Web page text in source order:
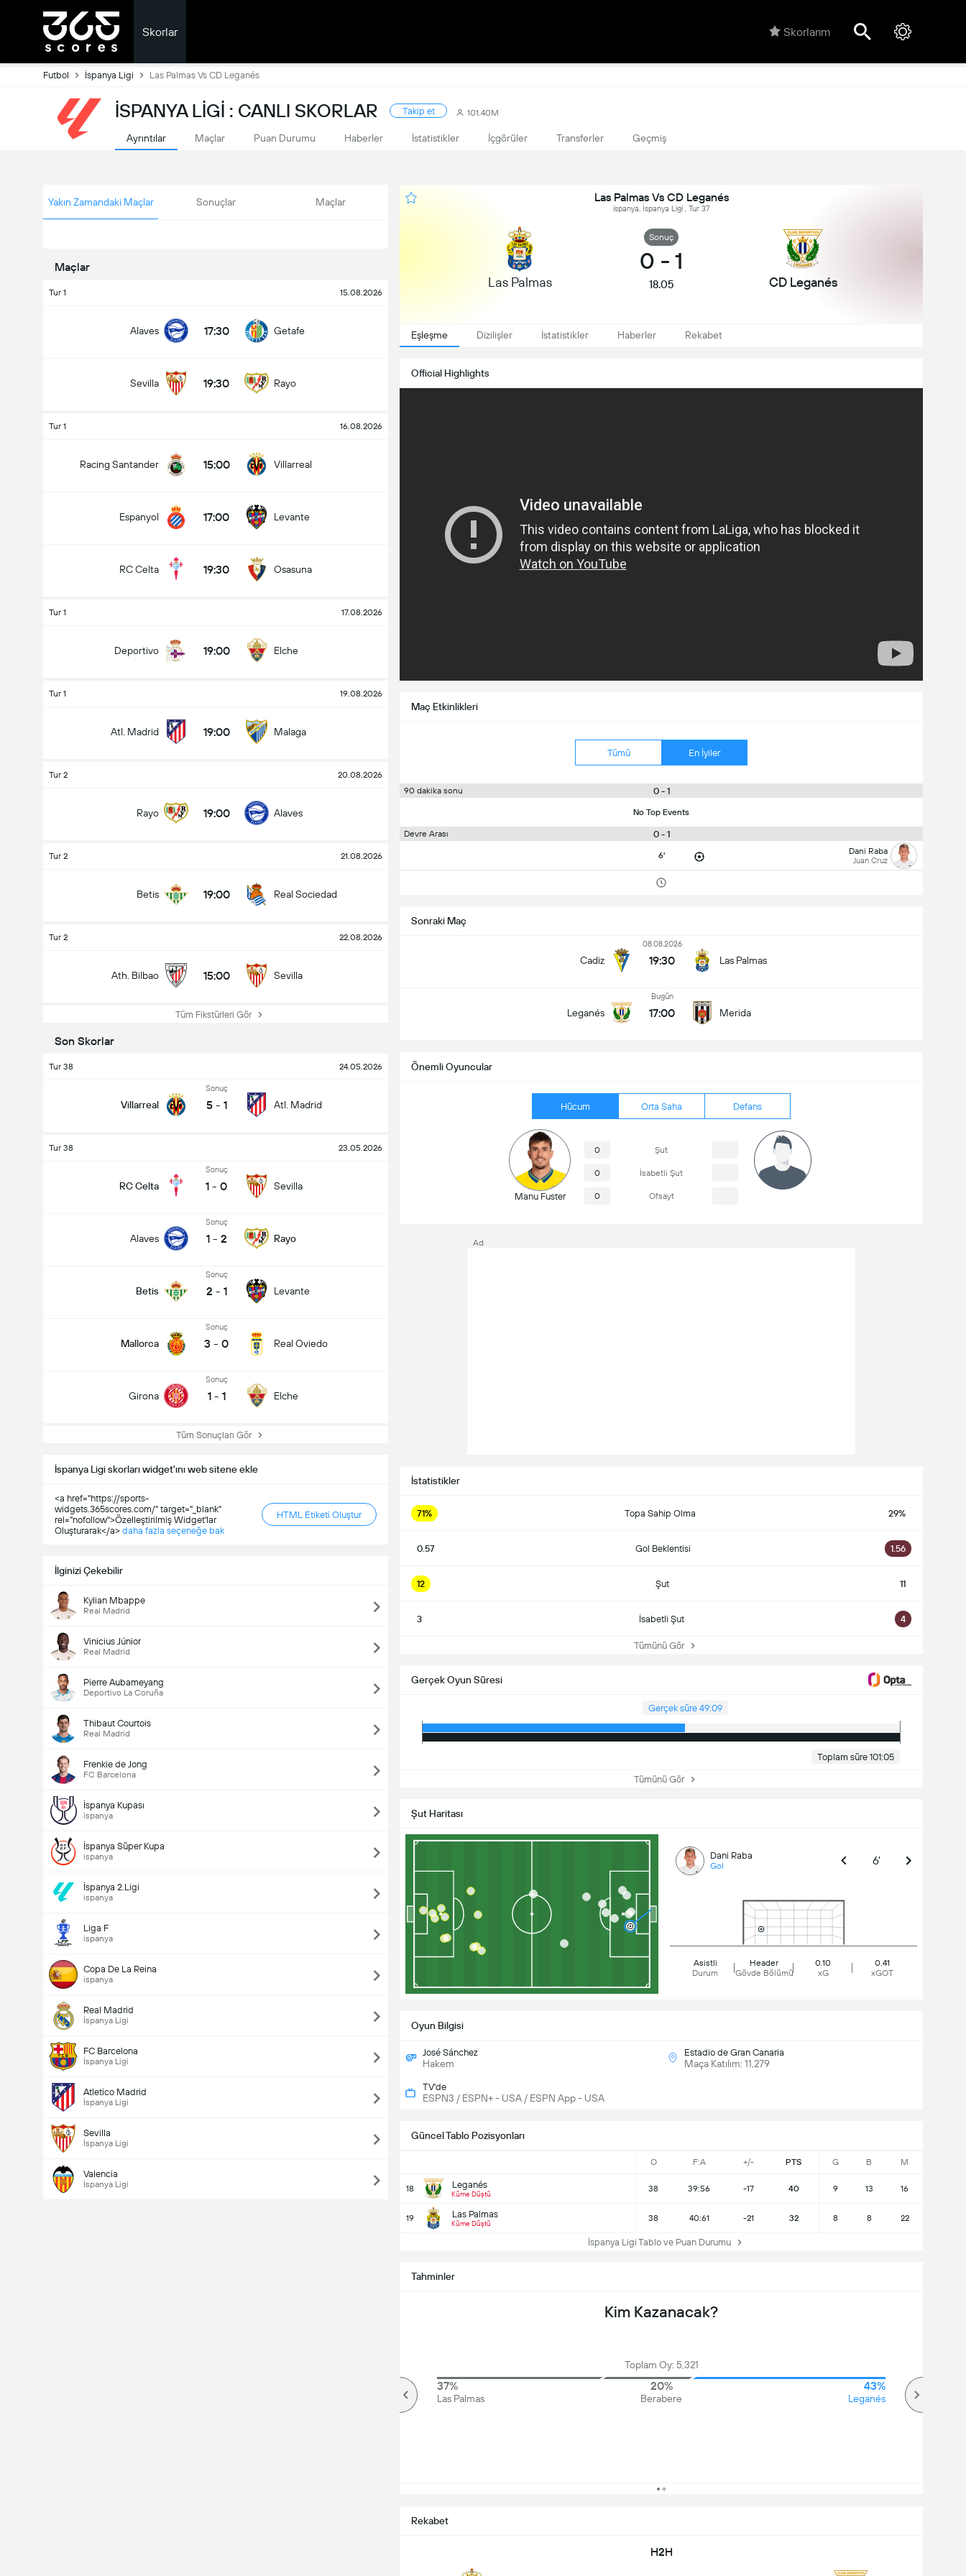
Skorlar Skorlarım
Futbol İspanya Ligi Las Palmas Vs CD Leganés
İSPANYA LIGI : CANLI SKORLAR Takip et 101.40M
Ayrıntılar Maçlar Puan Durumu Haberler İstatistikler İçgörüler Transferler Geçmiş
Yakın Zamandaki Maçlar Sonuçlar Maçlar
Maçlar
Tur 1 15.08.2026
Alaves 17:30 Getafe
Sevilla 19:30 Rayo
Tur 1 16.08.2026
Racing Santander 15:00 Villarreal
Espanyol 17:00 Levante
RC Celta 19:30 Osasuna
Tur 1 17.08.2026
Deportivo 19:00 Elche
Tur 1 19.08.2026
Atl. Madrid 19:00 Malaga
Tur 2 20.08.2026
Rayo 19:00 Alaves
Tur 2 21.08.2026
Betis 19:00 Real Sociedad
Tur 2 22.08.2026
Ath. Bilbao 15:00 Sevilla
Tüm Fikstürleri Gör
Son Skorlar
Tur 38 24.05.2026
Villarreal
Sonuç
5 - 1 Atl. Madrid
Tur 38 23.05.2026
RC Celta
Sonuç
1 - 0 Sevilla
Alaves
Sonuç
1 - 2 Rayo
Betis
Sonuç
2 - 1 Levante
Mallorca
Sonuç
3 - 0 Real Oviedo
Girona
Sonuç
1 - 1 Elche
Tüm Sonuçları Gör
İspanya Ligi skorları widget'ını web sitene ekle
<a href="https://sports-
widgets.365scores.com/" target="_blank"
rel="nofollow">Özelleştirilmiş Widget'lar
Oluşturarak</a> daha fazla seçeneğe bak
HTML Etiketi Oluştur
İlginizi Çekebilir
Kylian Mbappe
Real Madrid
Vinicius Júnior
Real Madrid
Pierre Aubameyang
Deportivo La Coruña
Thibaut Courtois
Real Madrid
Frenkie de Jong
FC Barcelona
İspanya Kupası
ispanya
İspanya Süper Kupa
ispanya
İspanya 2.Ligi
ispanya
Liga F
ispanya
Copa De La Reina
ispanya
Real Madrid
İspanya Ligi
FC Barcelona
İspanya Ligi
Atletico Madrid
İspanya Ligi
Sevilla
İspanya Ligi
Valencia
İspanya Ligi
Las Palmas Vs CD Leganés
ispanya, İspanya Ligi , Tur 37
Las Palmas
Sonuç
0 - 1
18.05 CD Leganés
Eşleşme Dizilişler İstatistikler Haberler Rekabet
Official Highlights
Maç Etkinlikleri
Tümü En İyiler
90 dakika sonu 0 - 1
No Top Events
Devre Arası 0 - 1
6' Dani Raba
Juan Cruz
Sonraki Maç
Cadiz
08.08.2026
19:30 Las Palmas
Leganés
Bugün
17:00 Merida
Önemli Oyuncular
Hücum Orta Saha Defans
Manu Fuster
0 Şut
0 İsabetli Şut
0 Ofsayt
İstatistikler
71% Topa Sahip Olma 29%
0.57 Gol Beklentisi 1.56
12 Şut 11
3 İsabetli Şut 4
Tümünü Gör
Gerçek Oyun Süresi
Gerçek süre 49:09
Toplam süre 101:05
Tümünü Gör
Şut Haritası
Dani Raba
Gol 6'
Asistli
Durum
Header
Gövde Bölümü
0.10
xG
0.41
xGOT
Oyun Bilgisi
José Sánchez
Hakem
Estadio de Gran Canaria
Maça Katılım: 11,279
TV'de
ESPN3 / ESPN+ - USA / ESPN App - USA
Güncel Tablo Pozisyonları
O F:A +/- PTS G B M
18 Leganés
Küme Düştü
38 39:56 -17 40 9 13 16
19 Las Palmas
Küme Düştü
38 40:61 -21 32 8 8 22
İspanya Ligi Tablo ve Puan Durumu
Tahminler
Kim Kazanacak?
Toplam Oy: 5,321
37%
Las Palmas
20%
Berabere
43%
Leganés
Rekabet
H2H
Ad